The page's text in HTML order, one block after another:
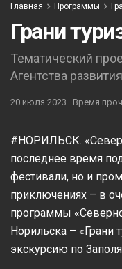
Главная Программы
Грани
Тематический
Агентства
20 июля 2023 Время
#НОРИЛЬСК.
последнее время
фестивали, но и
приключениях – в
программы
Норильска – «Грани
экскурсию по